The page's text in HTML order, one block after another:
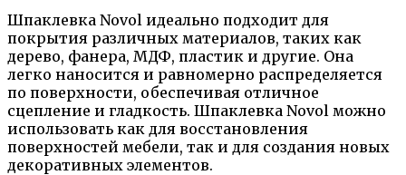
Шпаклевка Novol идеально подходит для
покрытия различных материалов, таких как
дерево, фанера, МДФ, пластик и другие. Она
легко наносится и равномерно распределяется
по поверхности, обеспечивая отличное
сцепление и гладкость. Шпаклевка Novol можно
использовать как для восстановления
поверхностей мебели, так и для создания новых
декоративных элементов.